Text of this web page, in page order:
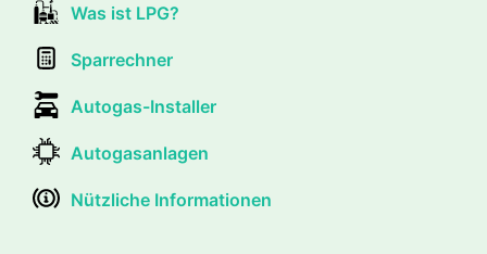
Was ist LPG?
Sparrechner
Autogas-Installer
Autogasanlagen
Nützliche Informationen